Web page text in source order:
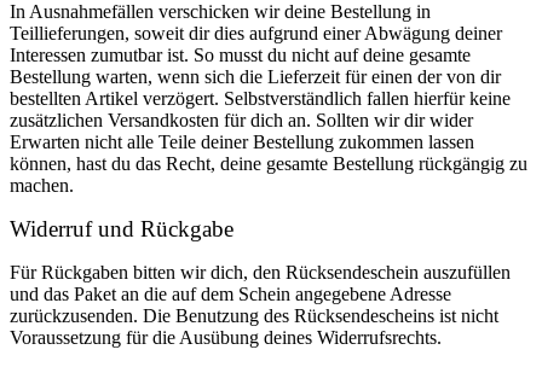
In Ausnahmefällen verschicken wir deine Bestellung in
Teillieferungen, soweit dir dies aufgrund einer Abwägung deiner
Interessen zumutbar ist. So musst du nicht auf deine gesamte
Bestellung warten, wenn sich die Lieferzeit für einen der von dir
bestellten Artikel verzögert. Selbstverständlich fallen hierfür keine
zusätzlichen Versandkosten für dich an. Sollten wir dir wider
Erwarten nicht alle Teile deiner Bestellung zukommen lassen
können, hast du das Recht, deine gesamte Bestellung rückgängig zu
machen.
Widerruf und Rückgabe
Für Rückgaben bitten wir dich, den Rücksendeschein auszufüllen
und das Paket an die auf dem Schein angegebene Adresse
zurückzusenden. Die Benutzung des Rücksendescheins ist nicht
Voraussetzung für die Ausübung deines Widerrufsrechts.